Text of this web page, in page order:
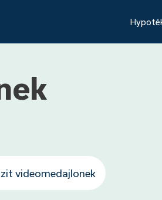
videomedajlonek